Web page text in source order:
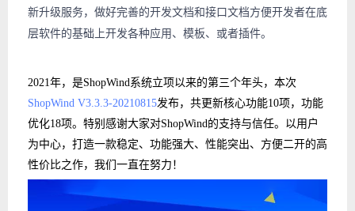
新升级服务，做好完善的开发文档和接口文档方便开发者在底
层软件的基础上开发各种应用、模板、或者插件。
2021年，是ShopWind系统立项以来的第三个年头，本次
ShopWind V3.3.3-20210815发布，共更新核心功能10项，功能
优化18项。特别感谢大家对ShopWind的支持与信任。以用户
为中心，打造一款稳定、功能强大、性能突出、方便二开的高
性价比之作，我们一直在努力！